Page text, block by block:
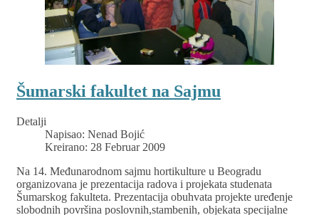
Šumarski fakultet na Sajmu
Detalji
Napisao: Nenad Bojić
Kreirano: 28 Februar 2009
Na 14. Međunarodnom sajmu hortikulture u Beogradu
organizovana je prezentacija radova i projekata studenata
Šumarskog fakulteta. Prezentacija obuhvata projekte uređenje
slobodnih površina poslovnih,stambenih, objekata specijalne